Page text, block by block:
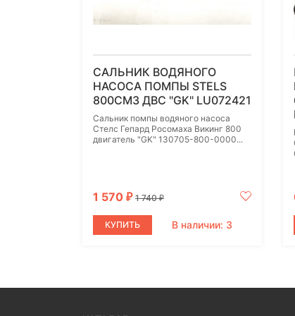
САЛЬНИК ВОДЯНОГО
НАСОСА ПОМПЫ STELS
800СМ3 ДВС "GK" LU072421
Сальник помпы водяного насоса
Стелс Гепард Росомаха Викинг 800
двигатель "GK" 130705-800-0000...
1 570 ₽ 1 740₽
КУПИТЬ В наличии: 3